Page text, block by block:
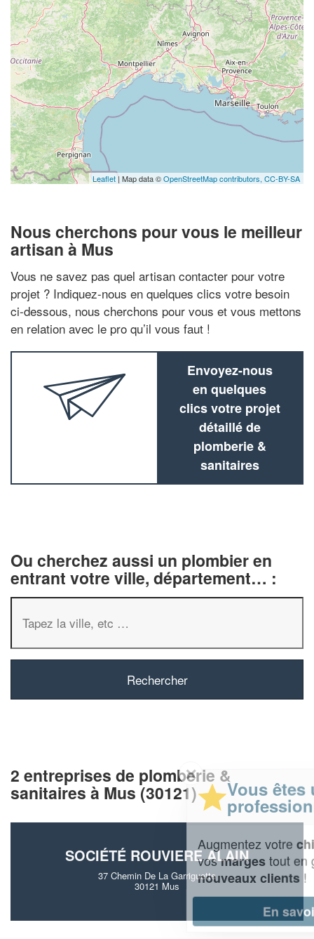
Leaflet | Map data ©OpenStreetMap contributors, CC-BY-SA
Nous cherchons pour vous le meilleur
artisan à Mus
Vous ne savez pas quel artisan contacter pour votre
projet ? Indiquez-nous en quelques clics votre besoin
ci-dessous, nous cherchons pour vous et vous mettons
en relation avec le pro qu’il vous faut !
Envoyez-nous
en quelques
clics votre projet
détaillé de
plomberie &
sanitaires
Ou cherchez aussi un plombier en
entrant votre ville, département… :
2 entreprises de plomberie &
sanitaires à Mus (30121)
SOCIÉTÉ ROUVIERE ALAIN
37 Chemin De La Garriguette
30121 Mus
✕
Vous êtes un
professionnel ?
Augmentez votre chiffre d'affaireset
vosmargestout en gagnant de
nouveaux clients!